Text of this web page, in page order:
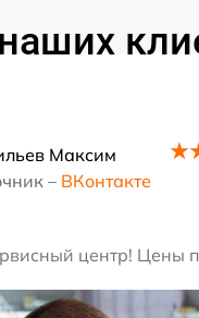
Максим
– ВКонтакте
центр! Цены